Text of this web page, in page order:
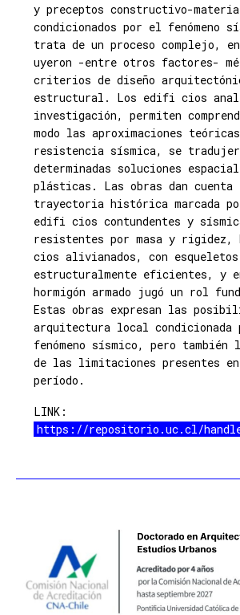
y preceptos constructivo-
condicionados por el fenómeno
trata de un proceso complejo,
uyeron -entre otros factores-
criterios de diseño
estructural. Los edifi cios
investigación, permiten
modo las aproximaciones
resistencia sísmica, se
determinadas soluciones
plásticas. Las obras dan cuenta
trayectoria histórica marcada
edifi cios contundentes y
resistentes por masa y
cios alivianados, con
estructuralmente eficientes, y
hormigón armado jugó un rol
Estas obras expresan las
arquitectura local condicionada
fenómeno sísmico, pero también
de las limitaciones presentes en
período.
LINK:
https://repositorio.uc.cl/handle/